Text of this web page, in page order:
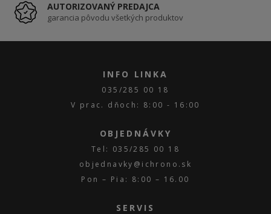
AUTORIZOVANÝ PREDAJCA
garancia pôvodu všetkých produktov
INFO LINKA
035/285 00 18
V prac. dňoch: 8:00 - 16:00
OBJEDNÁVKY
Tel: 035/285 00 18
objednavky@ichrono.sk
Pon – Pia: 8:00 – 16.00
SERVIS